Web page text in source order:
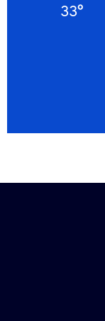
33°